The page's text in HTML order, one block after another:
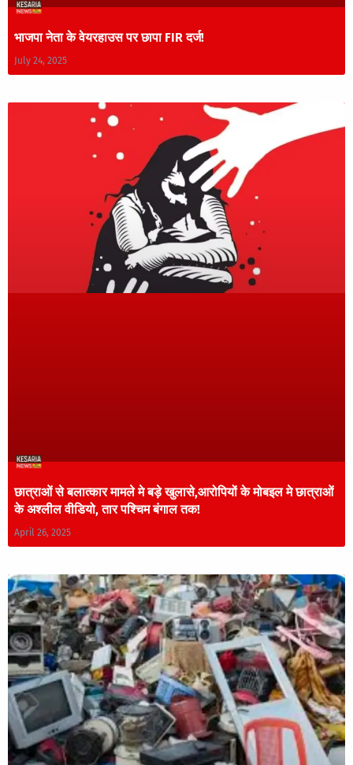
भाजपा नेता के वेयरहाउस पर छापा FIR दर्ज!
July 24, 2025
छात्राओं से बलात्कार मामले मे बड़े खुलासे,आरोपियों के मोबइल मे छात्राओं
के अश्लील वीडियो, तार पश्चिम बंगाल तक!
April 26, 2025